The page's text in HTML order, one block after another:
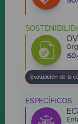
Evaluación de la
ESPECÍFICOS